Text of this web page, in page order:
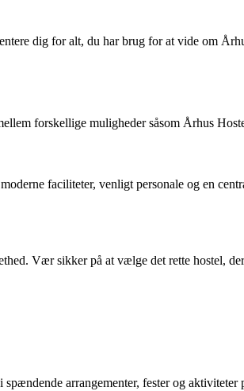
dig for alt, du har brug for at vide om
forskellige muligheder såsom Århus
faciliteter, venligt personale og en
Vær sikker på at vælge det rette hostel,
arrangementer, fester og aktiviteter